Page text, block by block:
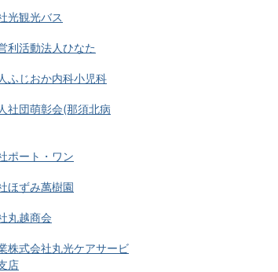
光観光バス
利活動法人ひなた
ふじおか内科小児科
社団萌彰会(那須北病
ポート・ワン
ほずみ萬樹園
丸越商会
株式会社丸光ケアサービ
店